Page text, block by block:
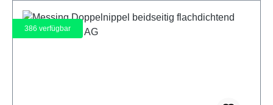
386 verfügbar